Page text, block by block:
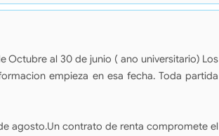
Octubre al 30 de junio ( ano universitario) Los
empieza en esa fecha. Toda partida
agosto.Un contrato de renta compromete el